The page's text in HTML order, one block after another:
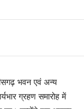
भवन एवं अन्य
ग्रहण समारोह में